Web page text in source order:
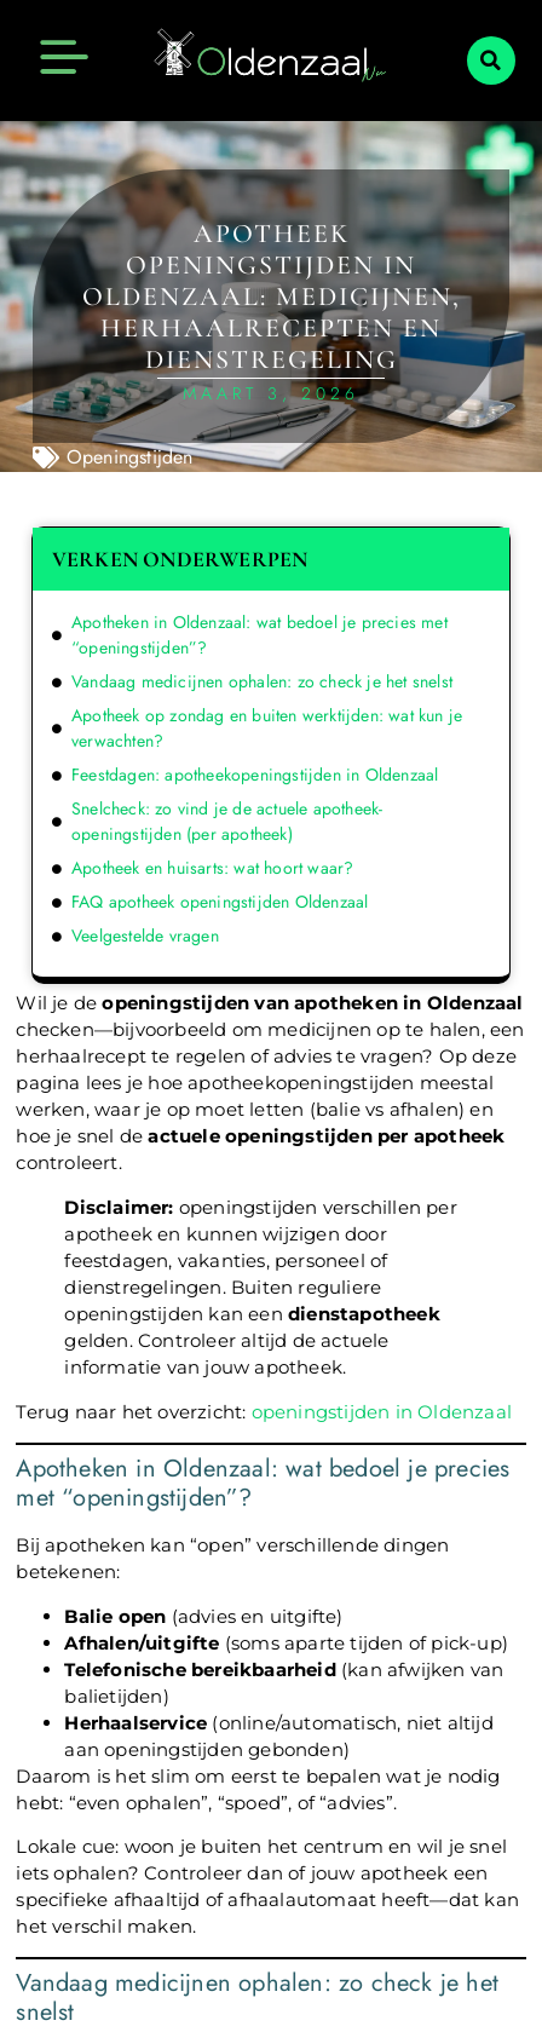
APOTHEEK
OPENINGSTIJDEN IN
OLDENZAAL: MEDICIJNEN,
HERHAALRECEPTEN EN
DIENSTREGELING
MAART 3, 2026
Openingstijden
Wil je deopeningstijden van apotheken in Oldenzaal
checken—bijvoorbeeld om medicijnen op te halen, een
herhaalrecept te regelen of advies te vragen? Op deze
pagina lees je hoe apotheekopeningstijden meestal
werken, waar je op moet letten (balie vs afhalen) en
hoe je snel deactuele openingstijden per apotheek
controleert.
Disclaimer: openingstijden verschillen per
apotheek en kunnen wijzigen door
feestdagen, vakanties, personeel of
dienstregelingen. Buiten reguliere
openingstijden kan eendienstapotheek
gelden. Controleer altijd de actuele
informatie van jouw apotheek.
Terug naar het overzicht: openingstijden in Oldenzaal
Apotheken in Oldenzaal: wat bedoel je precies
met “openingstijden”?
Bij apotheken kan “open” verschillende dingen
betekenen:
Balie open (advies en uitgifte)
Afhalen/uitgifte (soms aparte tijden of pick-up)
Telefonische bereikbaarheid(kan afwijken van
balietijden)
Herhaalservice (online/automatisch, niet altijd
aan openingstijden gebonden)
Daarom is het slim om eerst te bepalen wat je nodig
hebt: “even ophalen”, “spoed”, of “advies”.
Lokale cue: woon je buiten het centrum en wil je snel
iets ophalen? Controleer dan of jouw apotheek een
specifieke afhaaltijd of afhaalautomaat heeft—dat kan
het verschil maken.
Vandaag medicijnen ophalen: zo check je het
snelst
VERKEN ONDERWERPEN
Apotheken in Oldenzaal: wat bedoel je precies met
“openingstijden”?
Vandaag medicijnen ophalen: zo check je het snelst
Apotheek op zondag en buiten werktijden: wat kun je
verwachten?
Feestdagen: apotheekopeningstijden in Oldenzaal
Snelcheck: zo vind je de actuele apotheek-
openingstijden (per apotheek)
Apotheek en huisarts: wat hoort waar?
FAQ apotheek openingstijden Oldenzaal
Veelgestelde vragen